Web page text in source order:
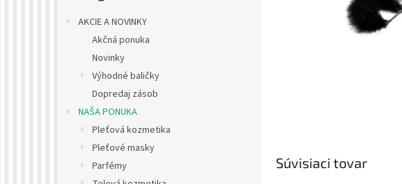
AKCIE A NOVINKY
Akčná ponuka
Novinky
Výhodné baličky
Dopredaj zásob
NAŠA PONUKA
Pleťová kozmetika
Pleťové masky
Parfémy
Súvisiaci tovar